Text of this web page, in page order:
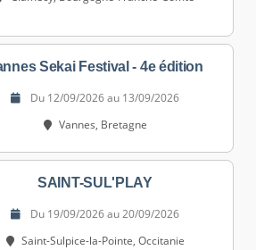
Sekai Festival - 4e édition
Du 12/09/2026 au 13/09/2026
Vannes, Bretagne
SAINT-SUL'PLAY
Du 19/09/2026 au 20/09/2026
Saint-Sulpice-la-Pointe, Occitanie